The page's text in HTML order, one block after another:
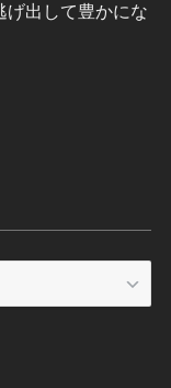
げ出して豊かにな